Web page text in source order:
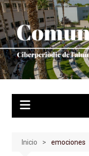
Saltar
al
contenido
Inicio emociones